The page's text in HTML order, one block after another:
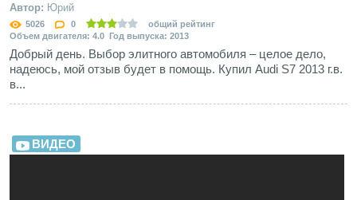
Автор: Юрий
5026 0
общий рейтинг
Объем двигателя: 4.0 Год выпуска: 2013
Добрый день. Выбор элитного автомобиля – целое дело,
надеюсь, мой отзыв будет в помощь. Купил Audi S7 2013 г.в.
в...
ВИДЕО